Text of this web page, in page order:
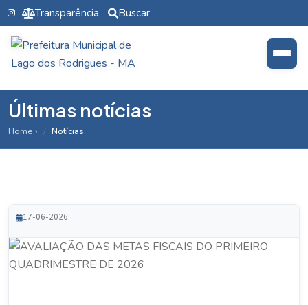
Transparência Buscar
Últimas notícias
Home Notícias
17-06-2026